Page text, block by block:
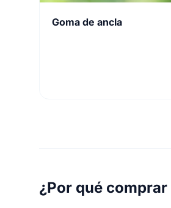
Goma de ancla
¿Por qué